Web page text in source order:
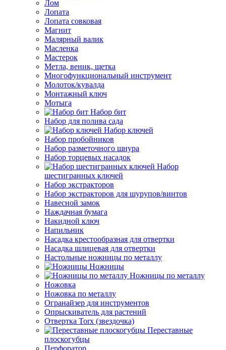
Лом
Лопата
Лопата совковая
Магнит
Малярный валик
Масленка
Мастерок
Метла, веник, щетка
Многофункциональный инструмент
Молоток/кувалда
Монтажный ключ
Мотыга
Набор бит
Набор для полива сада
Набор ключей
Набор пробойников
Набор разметочного шнура
Набор торцевых насадок
Набор
шестигранных ключей
Набор экстракторов
Набор экстракторов для шурупов/винтов
Навесной замок
Наждачная бумага
Накидной ключ
Напильник
Насадка крестообразная для отвертки
Насадка шлицевая для отвертки
Настольные ножницы по металлу
Ножницы
Ножницы по металлу
Ножовка
Ножовка по металлу
Огранайзер для инструментов
Опрыскиватель для растений
Отвертка Torx (звездочка)
Переставные
плоскогубцы
Перфоратор